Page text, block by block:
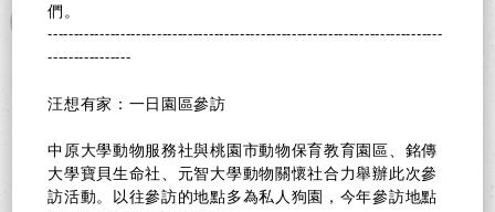
們。
----------------------------------------------------------------------------
----------------
汪想有家：一日園區參訪
中原大學動物服務社與桃園市動物保育教育園區、銘傳
大學寶貝生命社、元智大學動物關懷社合力舉辦此次參
訪活動。以往參訪的地點多為私人狗園，今年參訪地點